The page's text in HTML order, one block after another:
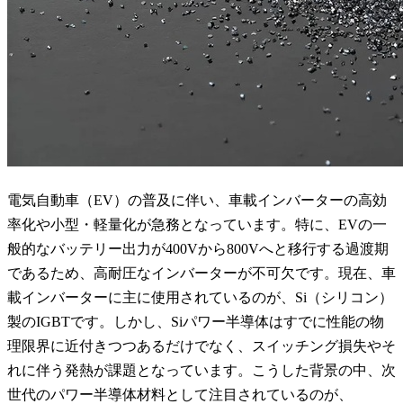
電気自動車（EV）の普及に伴い、車載インバーターの高効
率化や小型・軽量化が急務となっています。特に、EVの一
般的なバッテリー出力が400Vから800Vへと移行する過渡期
であるため、高耐圧なインバーターが不可欠です。現在、車
載インバーターに主に使用されているのが、Si（シリコン）
製のIGBTです。しかし、Siパワー半導体はすでに性能の物
理限界に近付きつつあるだけでなく、スイッチング損失やそ
れに伴う発熱が課題となっています。こうした背景の中、次
世代のパワー半導体材料として注目されているのが、